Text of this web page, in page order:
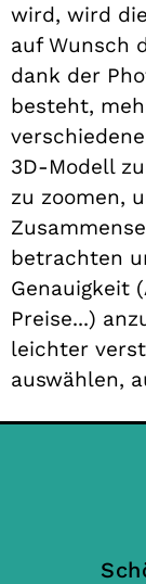
wird, wird
auf Wunsch
dank der
besteht,
3D-Modell
zu zoomen,
betrachten
Genauigkeit
Preise...)
leichter
auswählen,